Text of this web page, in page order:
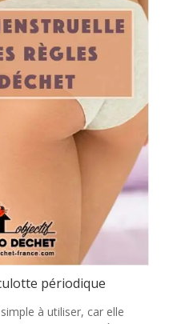
périodique
à utiliser, car elle